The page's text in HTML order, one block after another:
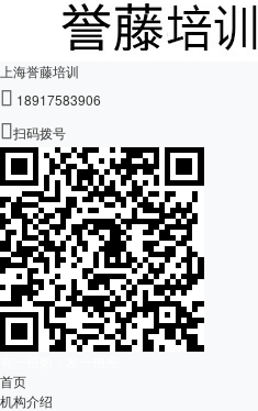
上海誉藤培训
 18917583906
扫码拨号
首页
机构介绍